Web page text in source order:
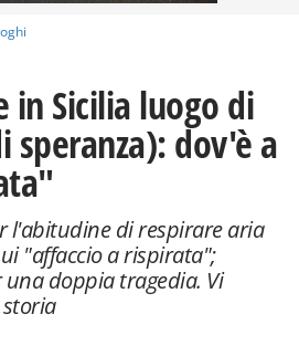
in Sicilia luogo di
speranza): dov'è a
l'abitudine di respirare aria
"affaccio a rispirata";
doppia tragedia. Vi